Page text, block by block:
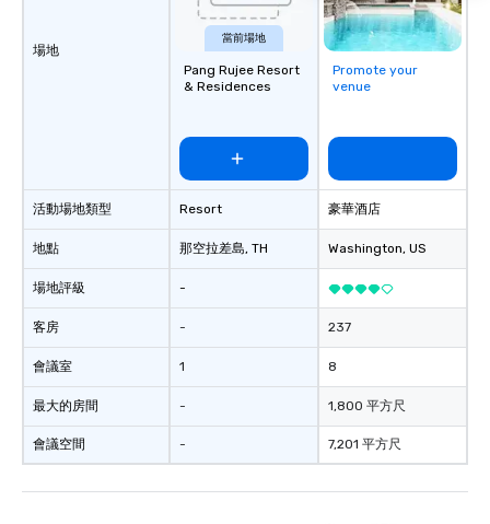
場地
活動場地類型
地點
場地評級
客房
會議室
最大的房間
會議空間
當前場地
Pang Rujee Resort
& Residences
Resort
那空拉差島, TH
-
-
1
-
-
Promote your
venue
豪華酒店
Washington, US
237
8
1,800 平方尺
7,201 平方尺